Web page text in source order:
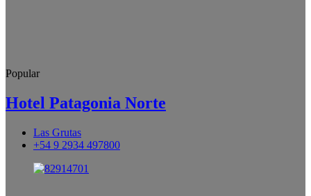
Popular
Hotel Patagonia Norte
Las Grutas
+54 9 2934 497800